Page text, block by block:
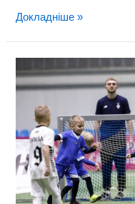
Докладніше »